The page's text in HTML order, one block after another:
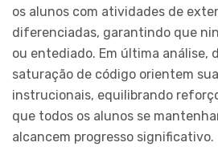
os alunos com atividades de
diferenciadas, garantindo que
ou entediado. Em última análise,
saturação de código orientem
instrucionais, equilibrando
que todos os alunos se
alcancem progresso significativo.